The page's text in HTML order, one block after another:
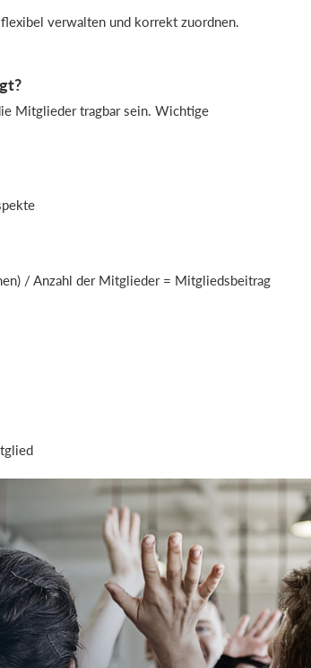
verwalten und korrekt zuordnen.
Mitglieder tragbar sein. Wichtige
/ Anzahl der Mitglieder = Mitgliedsbeitrag